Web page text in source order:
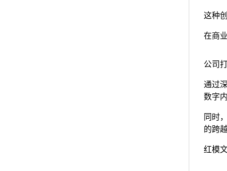
这种
在商
公司
通过
数字
同时
的跨
红模